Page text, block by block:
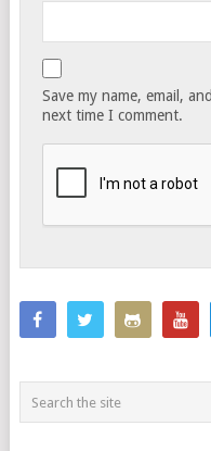
Save my name, email,
next time I comment.